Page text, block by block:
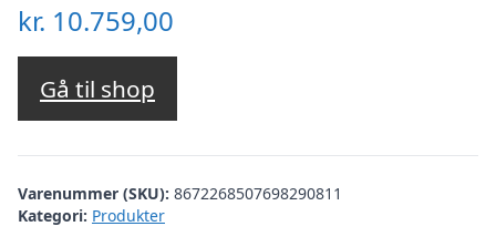
kr. 10.759,00
Gå til shop
Varenummer (SKU): 8672268507698290811
Kategori: Produkter